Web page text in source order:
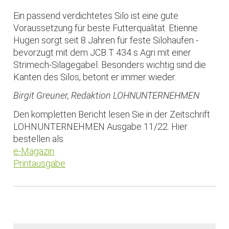
Ein passend verdichtetes Silo ist eine gute
Voraussetzung für beste Futterqualität. Etienne
Hugen sorgt seit 8 Jahren für feste Silohaufen -
bevorzugt mit dem JCB T 434 s Agri mit einer
Strimech-Silagegabel. Besonders wichtig sind die
Kanten des Silos, betont er immer wieder.
Birgit Greuner, Redaktion LOHNUNTERNEHMEN
Den kompletten Bericht lesen Sie in der Zeitschrift
LOHNUNTERNEHMEN Ausgabe 11/22. Hier
bestellen als
e-Magazin
Printausgabe